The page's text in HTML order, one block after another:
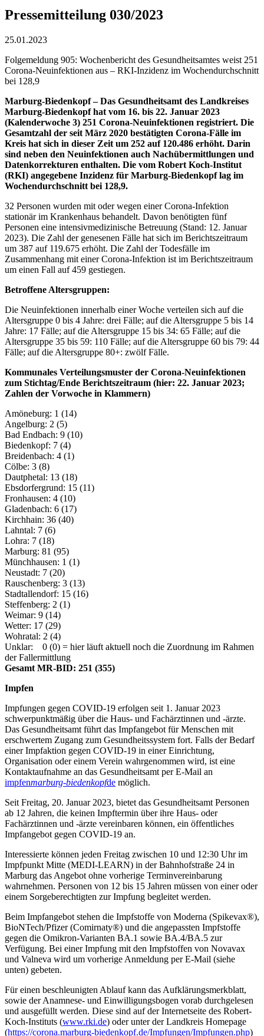
Pressemitteilung 030/2023
25.01.2023
Folgemeldung 905: Wochenbericht des Gesundheitsamtes weist 251
Corona-Neuinfektionen aus – RKI-Inzidenz im Wochendurchschnitt
bei 128,9
Marburg-Biedenkopf – Das Gesundheitsamt des Landkreises
Marburg-Biedenkopf hat vom 16. bis 22. Januar 2023
(Kalenderwoche 3) 251 Corona-Neuinfektionen registriert. Die
Gesamtzahl der seit März 2020 bestätigten Corona-Fälle im
Kreis hat sich in dieser Zeit um 252 auf 120.486 erhöht. Darin
sind neben den Neuinfektionen auch Nachübermittlungen und
Datenkorrekturen enthalten. Die vom Robert Koch-Institut
(RKI) angegebene Inzidenz für Marburg-Biedenkopf lag im
Wochendurchschnitt bei 128,9.
32 Personen wurden mit oder wegen einer Corona-Infektion
stationär im Krankenhaus behandelt. Davon benötigten fünf
Personen eine intensivmedizinische Betreuung (Stand: 12. Januar
2023). Die Zahl der genesenen Fälle hat sich im Berichtszeitraum
um 387 auf 119.675 erhöht. Die Zahl der Todesfälle im
Zusammenhang mit einer Corona-Infektion ist im Berichtszeitraum
um einen Fall auf 459 gestiegen.
Betroffene Altersgruppen:
Die Neuinfektionen innerhalb einer Woche verteilen sich auf die
Altersgruppe 0 bis 4 Jahre: drei Fälle; auf die Altersgruppe 5 bis 14
Jahre: 17 Fälle; auf die Altersgruppe 15 bis 34: 65 Fälle; auf die
Altersgruppe 35 bis 59: 110 Fälle; auf die Altersgruppe 60 bis 79: 44
Fälle; auf die Altersgruppe 80+: zwölf Fälle.
Kommunales Verteilungsmuster der Corona-Neuinfektionen
zum Stichtag/Ende Berichtszeitraum (hier: 22. Januar 2023;
Zahlen der Vorwoche in Klammern)
Amöneburg: 1 (14)
Angelburg: 2 (5)
Bad Endbach: 9 (10)
Biedenkopf: 7 (4)
Breidenbach: 4 (1)
Cölbe: 3 (8)
Dautphetal: 13 (18)
Ebsdorfergrund: 15 (11)
Fronhausen: 4 (10)
Gladenbach: 6 (17)
Kirchhain: 36 (40)
Lahntal: 7 (6)
Lohra: 7 (18)
Marburg: 81 (95)
Münchhausen: 1 (1)
Neustadt: 7 (20)
Rauschenberg: 3 (13)
Stadtallendorf: 15 (16)
Steffenberg: 2 (1)
Weimar: 9 (14)
Wetter: 17 (29)
Wohratal: 2 (4)
Unklar: 0 (0) = hier läuft aktuell noch die Zuordnung im Rahmen
der Fallermittlung
Gesamt MR-BID: 251 (355)
Impfen
Impfungen gegen COVID-19 erfolgen seit 1. Januar 2023
schwerpunktmäßig über die Haus- und Fachärztinnen und -ärzte.
Das Gesundheitsamt führt das Impfangebot für Menschen mit
erschwertem Zugang zum Gesundheitssystem fort. Falls der Bedarf
einer Impfaktion gegen COVID-19 in einer Einrichtung,
Organisation oder einem Verein wahrgenommen wird, ist eine
Kontaktaufnahme an das Gesundheitsamt per E-Mail an
impfenmarburg-biedenkopfde möglich.
Seit Freitag, 20. Januar 2023, bietet das Gesundheitsamt Personen
ab 12 Jahren, die keinen Impftermin über ihre Haus- oder
Fachärztinnen und -ärzte vereinbaren können, ein öffentliches
Impfangebot gegen COVID-19 an.
Interessierte können jeden Freitag zwischen 10 und 12:30 Uhr im
Impfpunkt Mitte (MEDI-LEARN) in der Bahnhofstraße 24 in
Marburg das Angebot ohne vorherige Terminvereinbarung
wahrnehmen. Personen von 12 bis 15 Jahren müssen von einer oder
einem Sorgeberechtigten zur Impfung begleitet werden.
Beim Impfangebot stehen die Impfstoffe von Moderna (Spikevax®),
BioNTech/Pfizer (Comirnaty®) und die angepassten Impfstoffe
gegen die Omikron-Varianten BA.1 sowie BA.4/BA.5 zur
Verfügung. Bei einer Impfung mit den Impfstoffen von Novavax
und Valneva wird um vorherige Anmeldung per E-Mail (siehe
unten) gebeten.
Für einen beschleunigten Ablauf kann das Aufklärungsmerkblatt,
sowie der Anamnese- und Einwilligungsbogen vorab durchgelesen
und ausgefüllt werden. Diese sind auf der Internetseite des Robert-
Koch-Instituts (www.rki.de) oder unter der Landkreis Homepage
(https://corona.marburg-biedenkopf.de/Impfungen/Impfungen.php)